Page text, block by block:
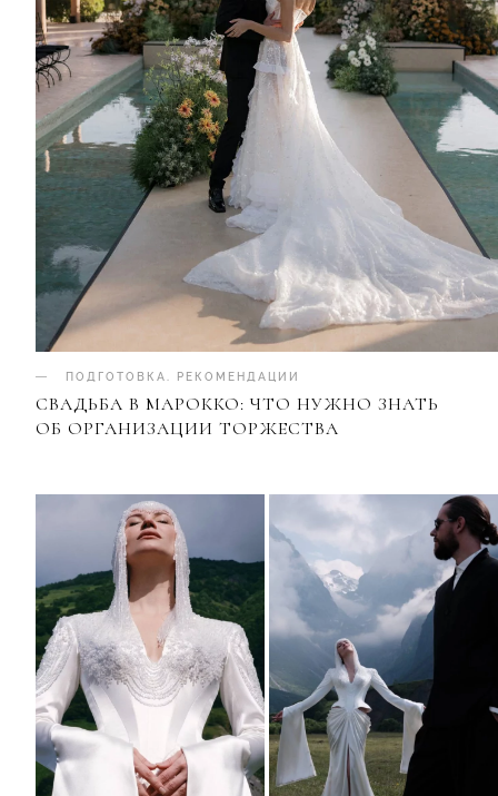
ПОДГОТОВКА РЕКОМЕНДАЦИИ
СВАДЬБА В МАРОККО: ЧТО НУЖНО ЗНАТЬ
ОБ ОРГАНИЗАЦИИ ТОРЖЕСТВА